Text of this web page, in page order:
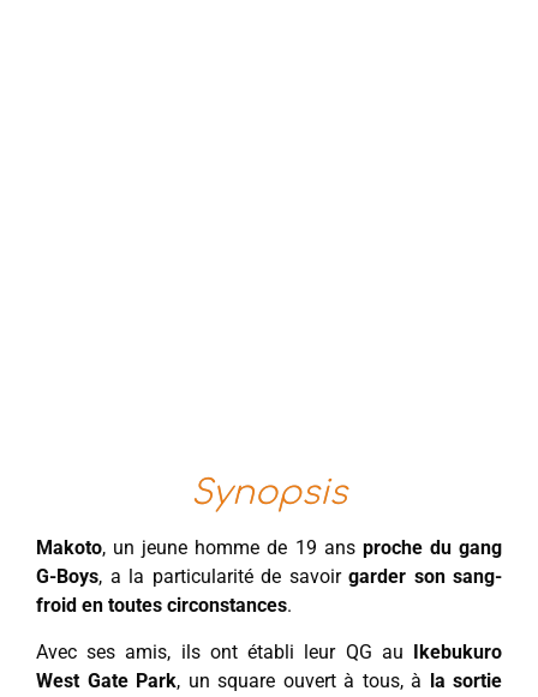
Synopsis
Makoto, un jeune homme de 19 ans proche du gang
G-Boys, a la particularité de savoir garder son sang-
froid en toutes circonstances.
Avec ses amis, ils ont établi leur QG au Ikebukuro
West Gate Park, un square ouvert à tous, à la sortie